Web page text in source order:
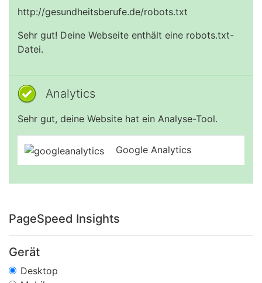
http://gesundheitsberufe.de/robots.txt
Sehr gut! Deine Webseite enthält eine robots.txt-
Datei.
Analytics
Sehr gut, deine Website hat ein Analyse-Tool.
Google Analytics
PageSpeed Insights
Gerät
Desktop